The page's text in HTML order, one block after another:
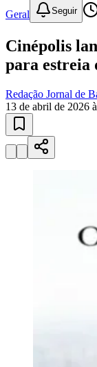
Cinépolis
Redação Jornal de
13 de abril de 2026